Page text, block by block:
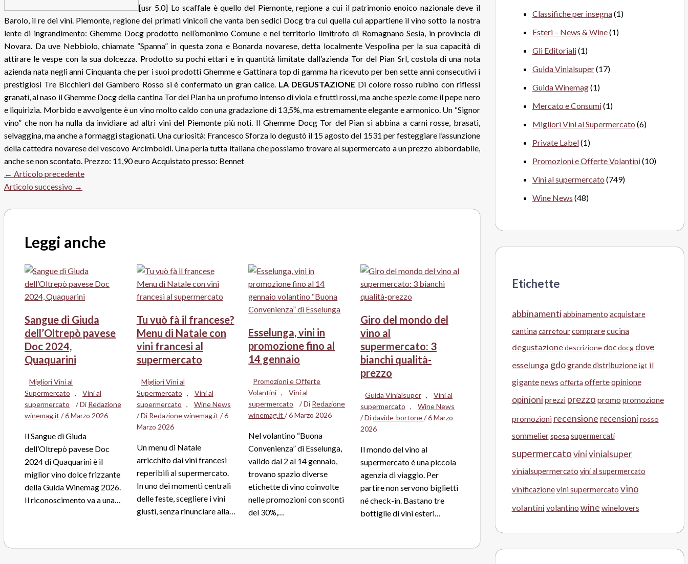
[usr 5.0] Lo scaffale è quello del Piemonte, regione a cui il patrimonio enoico nazionale deve il
Barolo, il re dei vini. Piemonte, regione dei primati vinicoli che vanta ben sedici Docg tra cui quella cui appartiene il vino sotto la nostra
lente di ingrandimento: Ghemme Docg prodotto nell’omonimo Comune e nel territorio limitrofo di Romagnano Sesia, in provincia di
Novara. Da uve Nebbiolo, chiamate “Spanna” in questa zona e Bonarda novarese, detta localmente Vespolina per la sua capacità di
attirare le vespe con la sua dolcezza. Prodotto su pochi ettari e in quantità limitate dall’azienda Tor del Pian Srl, costola di una nota
azienda nata negli anni Cinquanta che per i suoi prodotti Ghemme e Gattinara top di gamma ha ricevuto per ben sette anni consecutivi i
prestigiosi Tre Bicchieri del Gambero Rosso si è confermato un gran calice. LA DEGUSTAZIONE Di colore rosso rubino con riflessi
granati, al naso il Ghemme Docg della cantina Tor del Pian ha un profumo intenso di viola e frutti rossi, ma anche spezie come il pepe nero
e liquirizia. Morbido e avvolgente è un vino molto caldo con una gradazione di 13,5%, ma estremamente elegante e armonico. Un “Signor
vino” che non ha nulla da invidiare ad altri vini del Piemonte più noti. Il Ghemme Docg Tor del Pian si abbina a carni rosse, brasati,
selvaggina, ma anche a formaggi stagionati. Una curiosità: Francesco Sforza lo degustò il 15 agosto del 1531 per festeggiare l’assunzione
della cattedra novarese del vescovo Arcimboldi. Una perla tutta italiana che possiamo trovare al supermercato a un prezzo abbordabile,
anche se non scontato. Prezzo: 11,90 euro Acquistato presso: Bennet
← Articolo precedente
Articolo successivo →
Leggi anche
Sangue di Giuda
dell’Oltrepò pavese
Doc 2024,
Quaquarini
Migliori Vini al
Supermercato ,
Vini al
supermercato
/ Di Redazione
winemag.it /6 Marzo 2026
Il Sangue di Giuda
dell’Oltrepò pavese Doc
2024 di Quaquarini è il
miglior vino dolce frizzante
della Guida Winemag 2026.
Il riconoscimento va a una…
Tu vuò fà il francese?
Menu di Natale con
vini francesi al
supermercato
Migliori Vini al
Supermercato ,
Vini al
supermercato ,
Wine News
/ Di Redazione winemag.it /6
Marzo 2026
Un menu di Natale
arricchito dai vini francesi
reperibili al supermercato.
In uno dei momenti centrali
delle feste, scegliere i vini
giusti, senza rinunciare alla…
Esselunga, vini in
promozione fino al
14 gennaio
Promozioni e Offerte
Volantini ,
Vini al
supermercato
/ Di Redazione
winemag.it/6 Marzo 2026
Nel volantino “Buona
Convenienza” di Esselunga,
valido dal 2 al 14 gennaio,
trovano spazio diverse
etichette di vino coinvolte
nelle promozioni con sconti
del 30%,…
Giro del mondo del
vino al
supermercato: 3
bianchi qualità-
prezzo
Guida Vinialsuper ,
Vini al
supermercato ,
Wine News
/ Didavide-bortone/6 Marzo
2026
Il mondo del vino al
supermercato è una piccola
agenzia di viaggio. Per
partire non servono biglietti
né check-in. Bastano tre
bottiglie di vini esteri…
Classifiche per insegna(1)
Esteri – News & Wine(1)
Gli Editoriali(1)
Guida Vinialsuper(17)
Guida Winemag(1)
Mercato e Consumi(1)
Migliori Vini al Supermercato (6)
Private Label(1)
Promozioni e Offerte Volantini(10)
Vini al supermercato (749)
Wine News (48)
Etichette
abbinamentiabbinamento acquistare
cantina carrefour comprarecucina
degustazione descrizione doc docg dove
esselunga gdogrande distribuzione igt il
gigantenews offerta offerteopinione
opinioniprezzi prezzo promo promozione
promozioni recensione recensioni rosso
sommelier spesa supermercati
supermercatovinivinialsuper
vinialsupermercato vini al supermercato
vinificazionevini supermercato vino
volantini volantino wine winelovers